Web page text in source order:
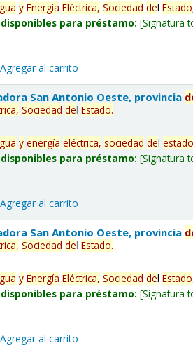
y Energía Eléctrica, Sociedad delEstado
para préstamo: Signatura
Agregar al carrito
San Antonio Oeste, provincia
Sociedad delEstado.
y energía eléctrica, sociedad delestado
para préstamo: Signatura
Agregar al carrito
San Antonio Oeste, provincia
Sociedad delEstado.
y Energía Eléctrica, Sociedad delEstado
para préstamo: Signatura
Agregar al carrito